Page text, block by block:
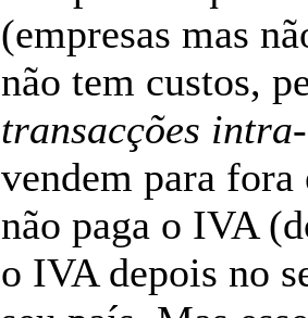
(empresas mas
não tem custos,
transacções
vendem para fora
não paga o IVA
o IVA depois no